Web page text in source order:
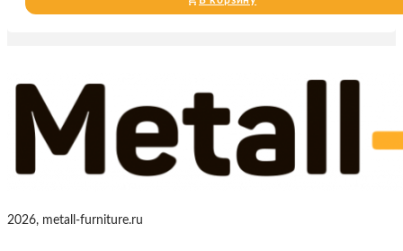
2026, metall-furniture.ru